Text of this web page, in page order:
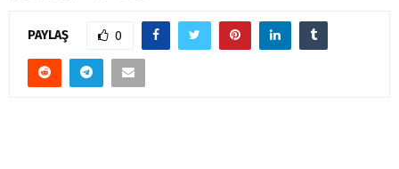
PAYLAŞ 0